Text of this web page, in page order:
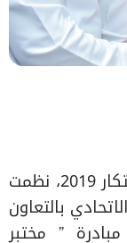
ضمن مشاركتها في شهر الإمارات للابتكار 2019، نظمت
بالتعاون
” مختبر